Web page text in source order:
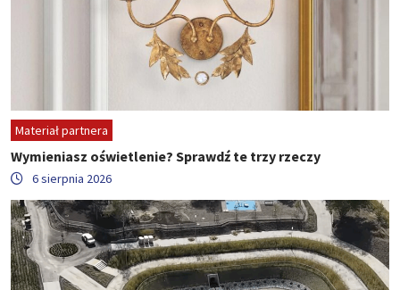
Materiał partnera
Wymieniasz oświetlenie? Sprawdź te trzy rzeczy
6 sierpnia 2026